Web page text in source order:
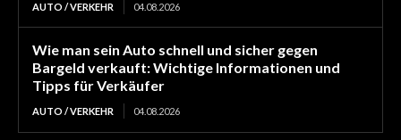
AUTO / VERKEHR 04.08.2026
Wie man sein Auto schnell und sicher gegen
Bargeld verkauft: Wichtige Informationen und
Tipps für Verkäufer
AUTO / VERKEHR 04.08.2026